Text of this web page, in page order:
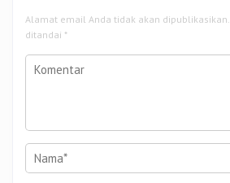
Alamat email Anda tidak akan dipublikasikan.
ditandai *